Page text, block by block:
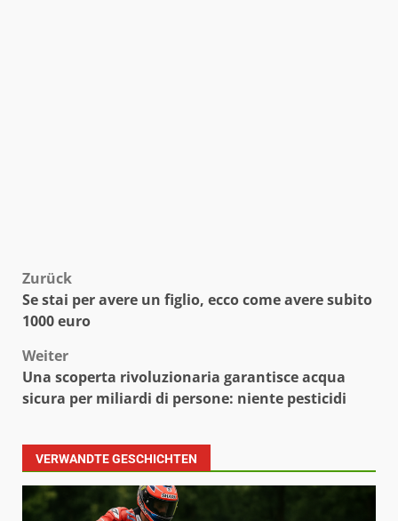
Beitragsnavigation
Zurück
Se stai per avere un figlio, ecco come avere subito
1000 euro
Weiter
Una scoperta rivoluzionaria garantisce acqua
sicura per miliardi di persone: niente pesticidi
VERWANDTE GESCHICHTEN